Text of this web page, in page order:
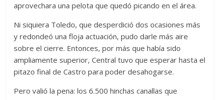
aprovechara una pelota que quedó picando en el área.
Ni siquiera Toledo, que desperdició dos ocasiones más
y redondeó una floja actuación, pudo darle más aire
sobre el cierre. Entonces, por más que había sido
ampliamente superior, Central tuvo que esperar hasta el
pitazo final de Castro para poder desahogarse.
Pero valió la pena: los 6.500 hinchas canallas que